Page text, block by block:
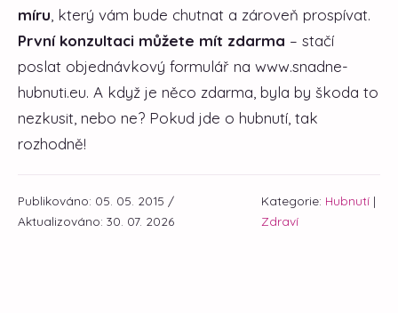
míru , který vám bude chutnat a zároveň prospívat.
První konzultaci můžete mít zdarma – stačí
poslat objednávkový formulář na www.snadne-
hubnuti.eu. A když je něco zdarma, byla by škoda to
nezkusit, nebo ne? Pokud jde o hubnutí, tak
rozhodně!
Publikováno: 05. 05. 2015 /
Aktualizováno: 30. 07. 2026
Kategorie: Hubnutí|
Zdraví